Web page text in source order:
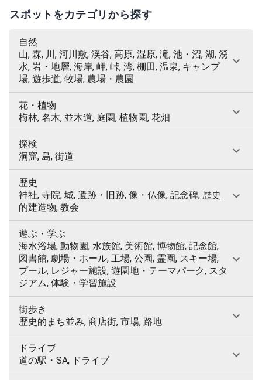
スポットをカテゴリから探す
自然
山, 森, 川, 河川敷, 渓谷, 高原, 湿原, 滝, 池・沼, 湖, 湧
水, 岩・地層, 海岸, 岬, 峠, 湾, 棚田, 温泉, キャンプ
場, 遊歩道, 牧場, 農場・農園
花・植物
梅林, 名木, 並木道, 庭園, 植物園, 花畑
探検
洞窟, 島, 街道
歴史
神社, 寺院, 城, 遺跡・旧跡, 像・仏像, 記念碑, 歴史
的建造物, 教会
遊ぶ・学ぶ
海水浴場, 動物園, 水族館, 美術館, 博物館, 記念館,
図書館, 劇場・ホール, 工場, 公園, 霊園, スキー場,
プール, レジャー施設, 遊園地・テーマパーク, スタ
ジアム, 体験・学習施設
街歩き
歴史的まち並み, 商店街, 市場, 路地
ドライブ
道の駅・SA, ドライブ